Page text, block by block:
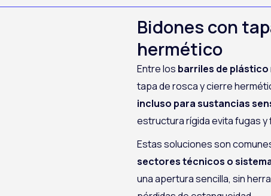
Bidones con
hermético
Entre los barriles de plástico
tapa de rosca y cierre
incluso para sustancias
estructura rígida evita fugas y
Estas soluciones son
sectores técnicos o
una apertura sencilla, sin